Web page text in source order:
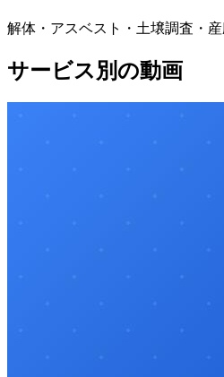
解体・アスベスト・土壌調査・
サービス別の動画